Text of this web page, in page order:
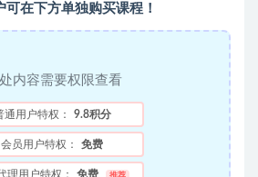
可在下方单独购买课程！
内容需要权限查看
通用户特权： 9.8积分
会员用户特权： 免费
理用户特权： 免费